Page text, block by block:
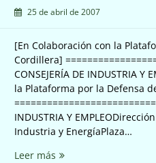
25 de abril de 2007
[En Colaboración con la
Cordillera]
CONSEJERÍA DE INDUSTRIA
la Plataforma por la Defensa
INDUSTRIA Y
Industria y EnergíaPlaza…
Leer más Alegaciones